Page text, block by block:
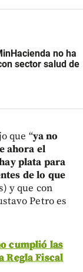
no ha
sector salud de
que “ya no
ahora el
plata para
de lo que
y que con
Petro es
cumplió las
Regla Fiscal